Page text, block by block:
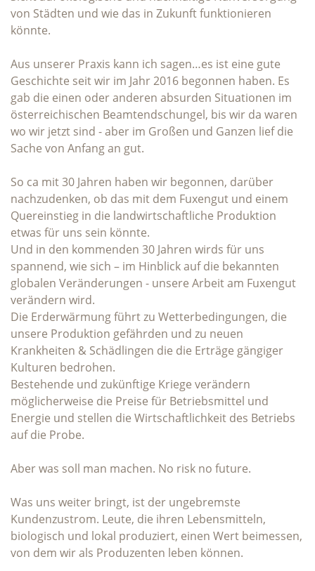
von Städten und wie das in Zukunft funktionieren
könnte.
Aus unserer Praxis kann ich sagen…es ist eine gute
Geschichte seit wir im Jahr 2016 begonnen haben. Es
gab die einen oder anderen absurden Situationen im
österreichischen Beamtendschungel, bis wir da waren
wo wir jetzt sind - aber im Großen und Ganzen lief die
Sache von Anfang an gut.
So ca mit 30 Jahren haben wir begonnen, darüber
nachzudenken, ob das mit dem Fuxengut und einem
Quereinstieg in die landwirtschaftliche Produktion
etwas für uns sein könnte.
Und in den kommenden 30 Jahren wirds für uns
spannend, wie sich – im Hinblick auf die bekannten
globalen Veränderungen - unsere Arbeit am Fuxengut
verändern wird.
Die Erderwärmung führt zu Wetterbedingungen, die
unsere Produktion gefährden und zu neuen
Krankheiten & Schädlingen die die Erträge gängiger
Kulturen bedrohen.
Bestehende und zukünftige Kriege verändern
möglicherweise die Preise für Betriebsmittel und
Energie und stellen die Wirtschaftlichkeit des Betriebs
auf die Probe.
Aber was soll man machen. No risk no future.
Was uns weiter bringt, ist der ungebremste
Kundenzustrom. Leute, die ihren Lebensmitteln,
biologisch und lokal produziert, einen Wert beimessen,
von dem wir als Produzenten leben können.